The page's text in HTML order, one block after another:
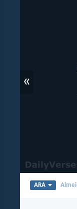
«
ARA